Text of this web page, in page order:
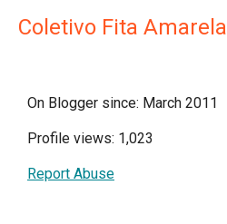
Coletivo Fita Amarela
On Blogger since: March 2011
Profile views: 1,023
Report Abuse